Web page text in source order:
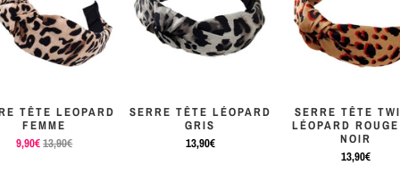
TÊTE LEOPARD
FEMME
9,90€13,90€
SERRE TÊTE LÉOPARD
GRIS
13,90€
SERRE TÊTE
LÉOPARD
NOIR
13,90€